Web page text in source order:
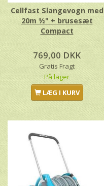
Cellfast Slangevogn med
20m ½" + brusesæt
Compact
769,00 DKK
Gratis Fragt
På lager
LÆG I KURV